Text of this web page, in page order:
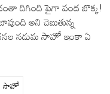
దిగింది పైగా వంద‌ బొక్క‌!
అని చెబుతున్న
న‌డుమ సాహో ఇంకా ఏ
సాహో